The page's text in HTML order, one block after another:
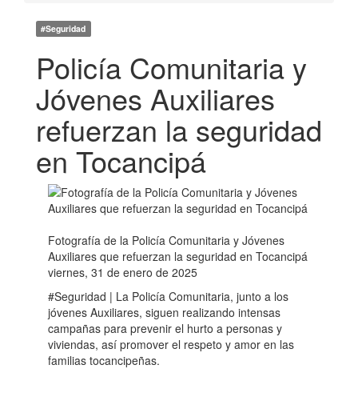
#Seguridad
Policía Comunitaria y
Jóvenes Auxiliares
refuerzan la seguridad
en Tocancipá
Fotografía de la Policía Comunitaria y Jóvenes
Auxiliares que refuerzan la seguridad en Tocancipá
viernes, 31 de enero de 2025
#Seguridad | La Policía Comunitaria, junto a los
jóvenes Auxiliares, siguen realizando intensas
campañas para prevenir el hurto a personas y
viviendas, así promover el respeto y amor en las
familias tocancipeñas.